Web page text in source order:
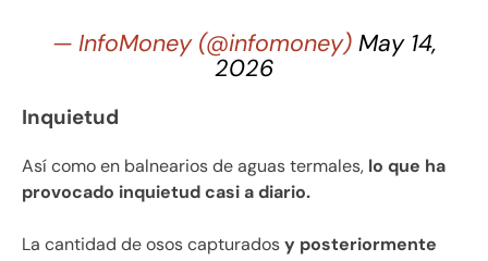
— InfoMoney (@infomoney) May 14,
2026
Inquietud
Así como en balnearios de aguas termales, lo que ha
provocado inquietud casi a diario.
La cantidad de osos capturadosy posteriormente